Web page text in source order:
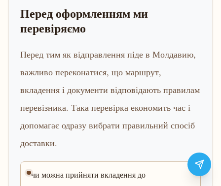
Перед оформленням ми
перевіряємо
Перед тим як відправлення піде в Молдавию,
важливо переконатися, що маршрут,
вкладення і документи відповідають правилам
перевізника. Така перевірка економить час і
допомагає одразу вибрати правильний спосіб
доставки.
чи можна прийняти вкладення до